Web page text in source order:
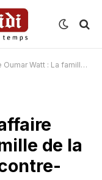
de la victime dément et contre-attaque
de la